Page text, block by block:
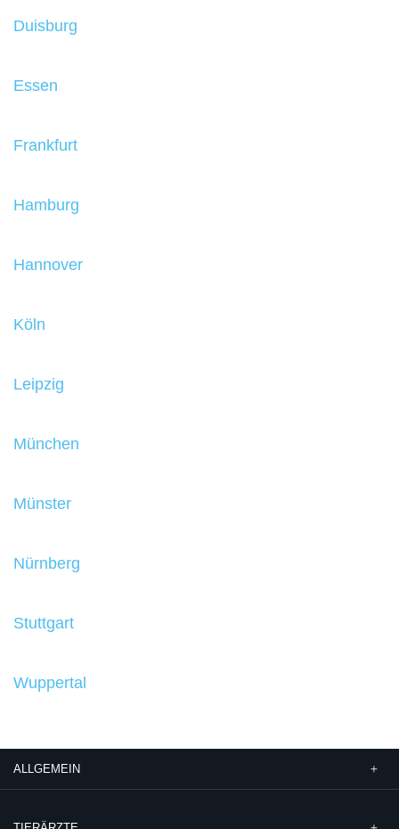
Duisburg
Essen
Frankfurt
Hamburg
Hannover
Köln
Leipzig
München
Münster
Nürnberg
Stuttgart
Wuppertal
ALLGEMEIN